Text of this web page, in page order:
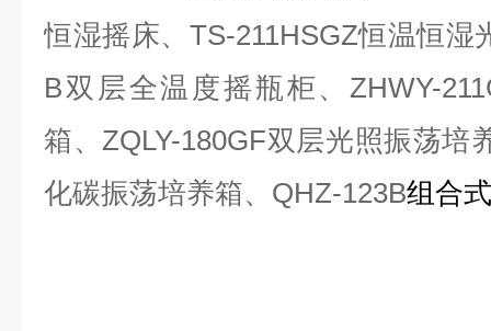
恒湿摇床、 TS-211HSGZ恒温恒湿
B双层全温度摇瓶柜、ZHWY-
箱、ZQLY-180GF双层光照振荡培
化碳振荡培养箱、 QHZ-123B组合式